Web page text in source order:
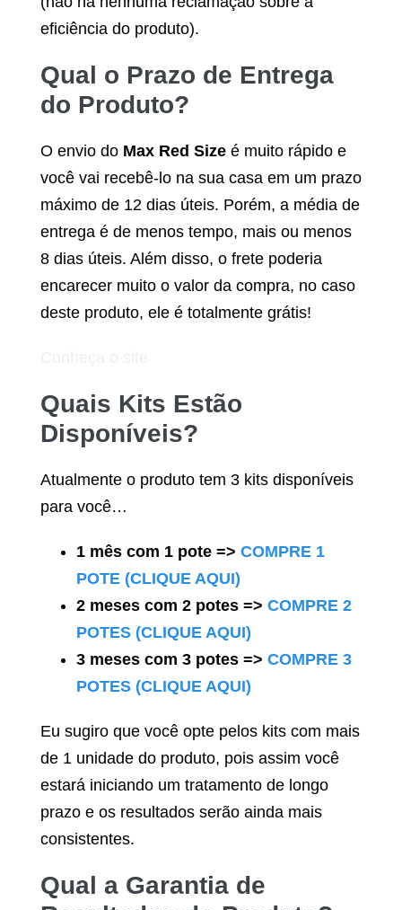
eficiência do produto).
Qual o Prazo de Entrega
do Produto?
O envio do Max Red Size é muito rápido e
você vai recebê-lo na sua casa em um prazo
máximo de 12 dias úteis. Porém, a média de
entrega é de menos tempo, mais ou menos
8 dias úteis. Além disso, o frete poderia
encarecer muito o valor da compra, no caso
deste produto, ele é totalmente grátis!
Quais Kits Estão
Disponíveis?
Atualmente o produto tem 3 kits disponíveis
para você…
1 mês com 1 pote => COMPRE 1
POTE (CLIQUE AQUI)
2 meses com 2 potes => COMPRE 2
POTES (CLIQUE AQUI)
3 meses com 3 potes => COMPRE 3
POTES (CLIQUE AQUI)
Eu sugiro que você opte pelos kits com mais
de 1 unidade do produto, pois assim você
estará iniciando um tratamento de longo
prazo e os resultados serão ainda mais
consistentes.
Qual a Garantia de